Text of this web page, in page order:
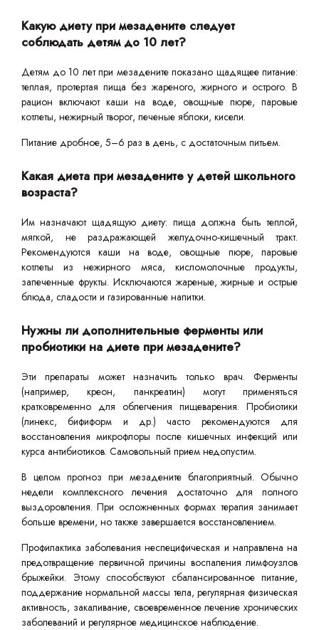
Какую диету при мезадените следует
соблюдать детям до 10 лет?
Детям до 10 лет при мезадените показано щадящее питание:
теплая, протертая пища без жареного, жирного и острого. В
рацион включают каши на воде, овощные пюре, паровые
котлеты, нежирный творог, печеные яблоки, кисели.
Питание дробное, 5–6 раз в день, с достаточным питьем.
Какая диета при мезадените у детей школьного
возраста?
Им назначают щадящую диету: пища должна быть теплой,
мягкой, не раздражающей желудочно-кишечный тракт.
Рекомендуются каши на воде, овощные пюре, паровые
котлеты из нежирного мяса, кисломолочные продукты,
запеченные фрукты. Исключаются жареные, жирные и острые
блюда, сладости и газированные напитки.
Нужны ли дополнительные ферменты или
пробиотики на диете при мезадените?
Эти препараты может назначить только врач. Ферменты
(например, креон, панкреатин) могут применяться
кратковременно для облегчения пищеварения. Пробиотики
(линекс, бифиформ и др.) часто рекомендуются для
восстановления микрофлоры после кишечных инфекций или
курса антибиотиков. Самовольный прием недопустим.
В целом прогноз при мезадените благоприятный. Обычно
недели комплексного лечения достаточно для полного
выздоровления. При осложненных формах терапия занимает
больше времени, но также завершается восстановлением.
Профилактика заболевания неспецифическая и направлена на
предотвращение первичной причины воспаления лимфоузлов
брыжейки. Этому способствуют сбалансированное питание,
поддержание нормальной массы тела, регулярная физическая
активность, закаливание, своевременное лечение хронических
заболеваний и регулярное медицинское наблюдение.